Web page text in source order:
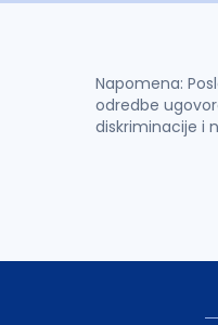
Napomena:
odredbe
diskriminacije i